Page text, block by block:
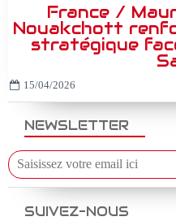
NEWSLETTER
SUIVEZ-NOUS
France /
Nouakchott
stratégique
15/04/2026